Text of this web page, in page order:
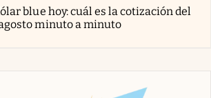
blue hoy: cuál es la cotización del
minuto a minuto